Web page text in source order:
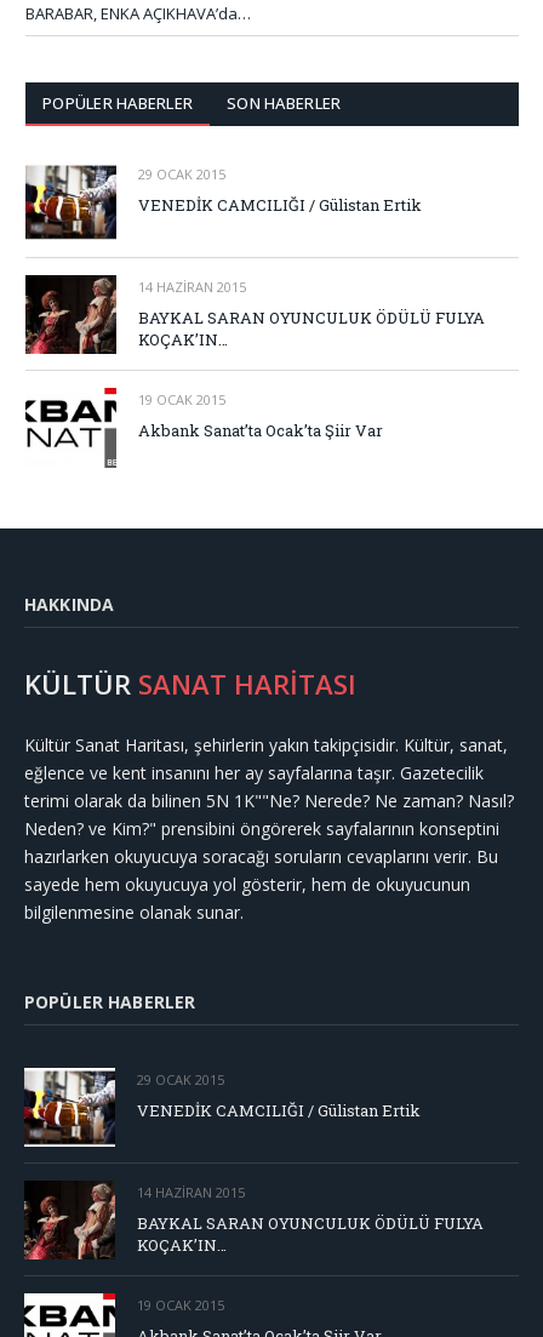
BARABAR, ENKA AÇIKHAVA’da…
POPÜLER HABERLER SON HABERLER
29 OCAK 2015
VENEDİK CAMCILIĞI / Gülistan Ertik
14 HAZIRAN 2015
BAYKAL SARAN OYUNCULUK ÖDÜLÜ FULYA
KOÇAK’IN…
19 OCAK 2015
Akbank Sanat’ta Ocak’ta Şiir Var
HAKKINDA
KÜLTÜR SANAT HARİTASI
Kültür Sanat Haritası, şehirlerin yakın takipçisidir. Kültür, sanat,
eğlence ve kent insanını her ay sayfalarına taşır. Gazetecilik
terimi olarak da bilinen 5N 1K""Ne? Nerede? Ne zaman? Nasıl?
Neden? ve Kim?" prensibini öngörerek sayfalarının konseptini
hazırlarken okuyucuya soracağı soruların cevaplarını verir. Bu
sayede hem okuyucuya yol gösterir, hem de okuyucunun
bilgilenmesine olanak sunar.
POPÜLER HABERLER
29 OCAK 2015
VENEDİK CAMCILIĞI / Gülistan Ertik
14 HAZIRAN 2015
BAYKAL SARAN OYUNCULUK ÖDÜLÜ FULYA
KOÇAK’IN…
19 OCAK 2015